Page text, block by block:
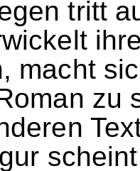
tritt
macht
zu